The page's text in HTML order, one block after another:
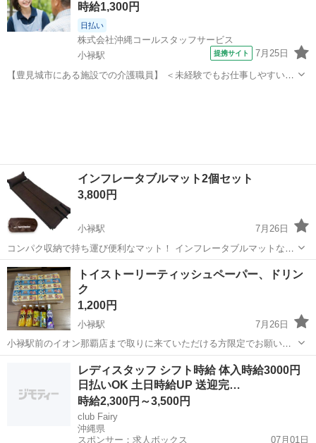
時給1,300円
日払い
株式会社沖縄コールスタッフサービス
小禄駅
提携サイト 7月25日
【豊見城市にある施設での介護職員】 ＜未経験でもお仕事しやすい環
インフレータブルマット2個セット
3,800円
小禄駅
7月26日
コンパク収納で持ち運び便利なマット！ インフレータブルマットなの
で自動膨張し、即使用できる！ テント インナーマット [シングル/寝
具/キャンプ用/レジャー用] 商品サイズ：約 65cm x 185cm× 3cm
材質等：...
沖縄 豊見城市 小禄駅
トイストーリーティッシュペーパー、ドリン
ク
1,200円
小禄駅
7月26日
小禄駅前のイオン那覇店まで取りに来ていただける方限定でお願いい
たします♪ その他の場所でのお受け取りをご希望の場合は、送料につ
いてご相談ください。 よろしくお願いいたします
小禄駅 トイストーリー
レディスタッフ シフト時給 体入時給3000円
日払いOK 土日時給UP 送迎完…
時給2,300円～3,500円
club Fairy
沖縄県
スポンサー：求人ボックス
07月01日